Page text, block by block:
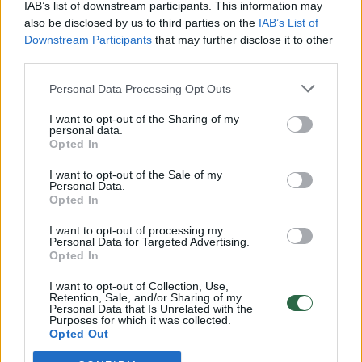
IAB’s list of downstream participants. This information may
also be disclosed by us to third parties on the IAB’s List of
Downstream Participants that may further disclose it to other
Personal Data Processing Opt Outs
I want to opt-out of the Sharing of my
personal data.
Opted In
I want to opt-out of the Sale of my
Personal Data.
Opted In
I want to opt-out of processing my
Personal Data for Targeted Advertising.
Opted In
I want to opt-out of Collection, Use,
Retention, Sale, and/or Sharing of my
Personal Data that Is Unrelated with the
Purposes for which it was collected.
Opted Out
Žinios | Lietuvos diena
Savaitės vidurys nusimato karštas: temperatūra kils iki
Žinios | Orai
00:15:54
V. Zalužno pasisakymą laiko bandymu įsitvirtinti
Ukrainos politikoje: jis yra neteisus
Laidos | Nauja diena
K. Prunskienės brolis prisiminė jaudinančią akimirką
prieš mirtį: „Tai buvo simbolinis mūsų pagerbimo
ženklas“
Žinios | Lietuvos diena